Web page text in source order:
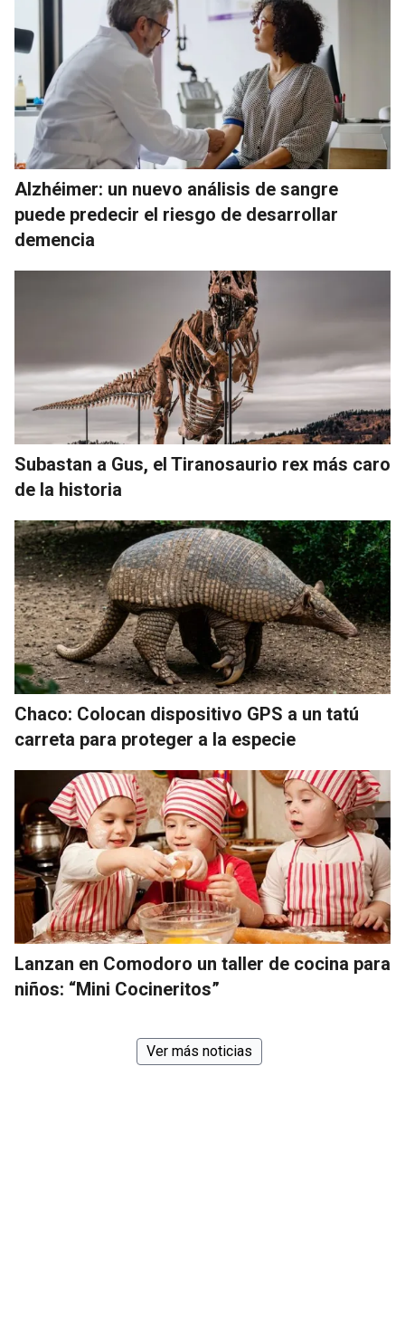
Alzhéimer: un nuevo análisis de sangre
puede predecir el riesgo de desarrollar
demencia
Subastan a Gus, el Tiranosaurio rex más caro
de la historia
Chaco: Colocan dispositivo GPS a un tatú
carreta para proteger a la especie
Lanzan en Comodoro un taller de cocina para
niños: “Mini Cocineritos”
Ver más noticias